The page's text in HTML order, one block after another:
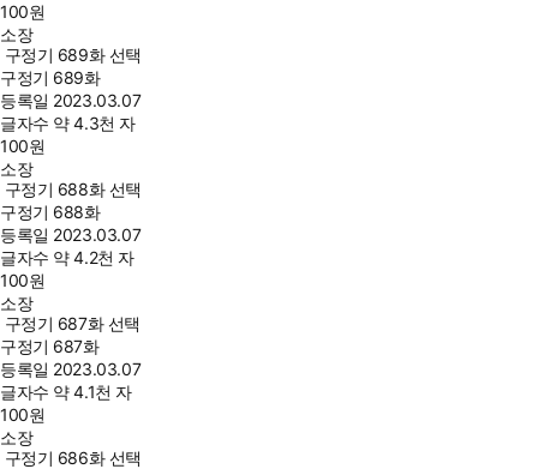
100원
소장
구정기 689화 선택
구정기 689화
등록일 2023.03.07
글자수 약 4.3천 자
100원
소장
구정기 688화 선택
구정기 688화
등록일 2023.03.07
글자수 약 4.2천 자
100원
소장
구정기 687화 선택
구정기 687화
등록일 2023.03.07
글자수 약 4.1천 자
100원
소장
구정기 686화 선택